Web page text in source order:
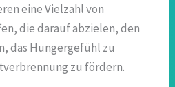
eine Vielzahl von
die darauf abzielen, den
das Hungergefühl zu
zu fördern.